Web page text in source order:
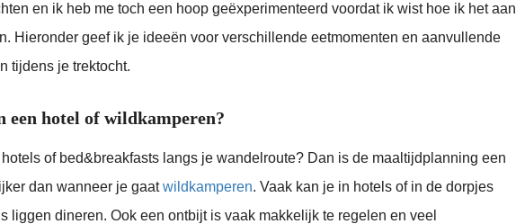
en ik heb me toch een hoop geëxperimenteerd voordat ik wist hoe ik het aan
Hieronder geef ik je ideeën voor verschillende eetmomenten en aanvullende
tijdens je trektocht.
een hotel of wildkamperen?
hotels of bed&breakfasts langs je wandelroute? Dan is de maaltijdplanning een
dan wanneer je gaatwildkamperen. Vaak kan je in hotels of in de dorpjes
liggen dineren. Ook een ontbijt is vaak makkelijk te regelen en veel